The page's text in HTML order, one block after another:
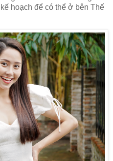
hoạch để có thể ở bên Thế